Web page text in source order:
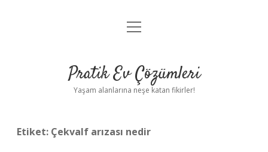
Anasayfa
Yasal Uyarı
menüyü
Pratik Ev Çözümleri
Yaşam alanlarına neşe katan fikirler!
Etiket: Çekvalf arızası nedir